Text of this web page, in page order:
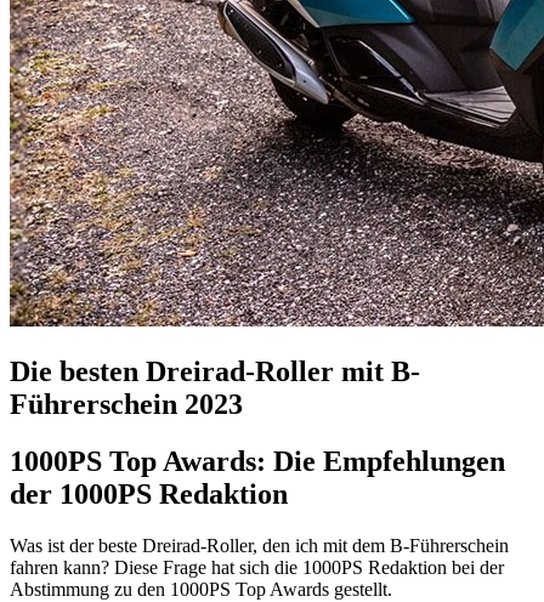
Die besten Dreirad-Roller mit B-
Führerschein 2023
1000PS Top Awards: Die Empfehlungen
der 1000PS Redaktion
Was ist der beste Dreirad-Roller, den ich mit dem B-Führerschein
fahren kann? Diese Frage hat sich die 1000PS Redaktion bei der
Abstimmung zu den 1000PS Top Awards gestellt.